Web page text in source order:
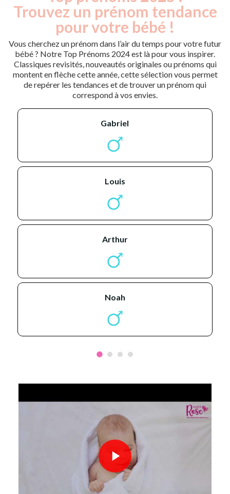
Trouvez un prénom tendance
pour votre bébé !
Vous cherchez un prénom dans l’air du temps pour votre futur
bébé ? Notre Top Prénoms 2024 est là pour vous inspirer.
Classiques revisités, nouveautés originales ou prénoms qui
montent en flèche cette année, cette sélection vous permet
de repérer les tendances et de trouver un prénom qui
correspond à vos envies.
gabriel
louis
arthur
noah